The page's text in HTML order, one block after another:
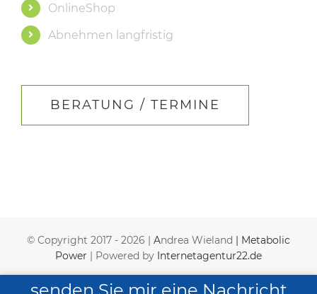
OnlineShop
Abnehmen langfristig
BERATUNG / TERMINE
© Copyright 2017 - 2026 | Andrea Wieland
| Metabolic
Power | Powered by Internetagentur22.de
Benutzerdefiniert
Benutzerdefiniert